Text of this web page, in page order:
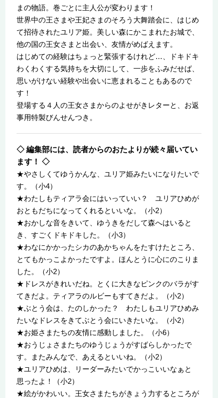
まの物語。巻ごとに主人公が変わります！
世界中の王さまや王妃さまのそろう大舞踏会に、はじめ
て招待されたユリア姫。美しい森にかこまれたお城で、
他の国の王女さまと出会い、友情がめばえます。
はじめての経験はちょっと緊張するけれど…、ドキドキ
わくわくする気持ちを大切にして、一歩をふみだせば、
思いがけない経験や出会いに恵まれることもあるので
す！
登場する４人の王女さまからのよせがきレターと、お返
事用特製びんせんつき。
◇ 編集部には、読者からのおたよりが続々届いてい
ます！ ◇
★やさしくてゆうかんな、ユリア姫みたいになりたいで
す。（小4）
★わたしもティアラ会にはいっていい？ ユリアひめが
おともだちになってくれるといいな。（小2）
★おかしな音をきいて、ゆうきをだして森へはいると
き、すごくドキドキした。（小3）
★わなにかかったシカのあかちゃんをたすけたところ、
とてもかっこよかったですよ。ほんとうに心にのこりま
した。（小2）
★ドレスがきれいだね。とくに大きなピンクのバラがす
てきだよ。ティアラのルビーもすてきだよ。（小2）
★ぶとう会は、たのしかった？ わたしもユリアひめみ
たいなドレスをきてぶとう会にいきたいな。（小2）
★お姫さまたちの友情に感動しました。（小6）
★おうじょさまたちのゆうじょうがすばらしかったで
す。またみんなで、あえるといいね。（小2）
★ユリアひめは、リーダーみたいでかっこいいなぁと
思ったよ！（小2）
★絵がかわいい。王女さまたちがきょう力するところが